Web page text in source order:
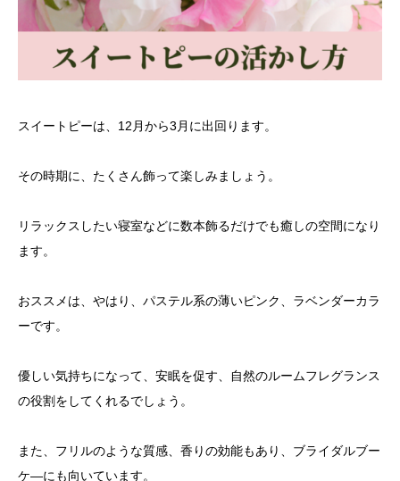
スイートピーは、12月から3月に出回ります。
その時期に、たくさん飾って楽しみましょう。
リラックスしたい寝室などに数本飾るだけでも癒しの空間になり
ます。
おススメは、やはり、パステル系の薄いピンク、ラベンダーカラ
ーです。
優しい気持ちになって、安眠を促す、自然のルームフレグランス
の役割をしてくれるでしょう。
また、フリルのような質感、香りの効能もあり、ブライダルブー
ケ―にも向いています。